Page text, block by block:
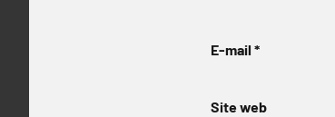
E-mail *
Site web